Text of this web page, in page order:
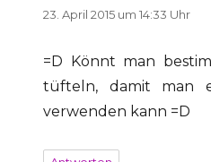
23. April 2015 um 14:33 Uhr
=D Könnt man
tüfteln, damit man
verwenden kann =D